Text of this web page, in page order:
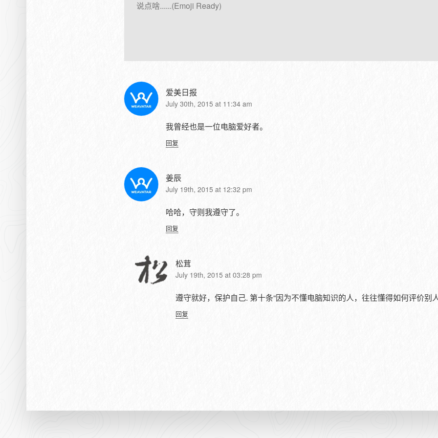
爱美日报
July 30th, 2015 at 11:34 am
我曾经也是一位电脑爱好者。
回复
姜辰
July 19th, 2015 at 12:32 pm
哈哈，守则我遵守了。
回复
松茸
July 19th, 2015 at 03:28 pm
遵守就好，保护自己. 第十条“因为不懂电脑知识的人，往往懂得如何评价别
回复